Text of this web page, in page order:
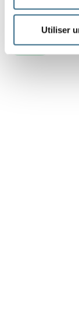
Utiliser
DONE!